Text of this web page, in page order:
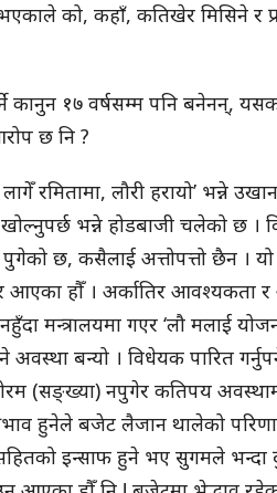
को, कहाँ, कतिखेर मिसिने र
कानुन १७ वर्षसम्म पनि बनेनन्,
छ नि ?
रमितामा, लौरी हरायो’ भन्ने
भन्ने होडबाजी चलेको छ
पुगेको छ, कसैलाई अत्तोपत्तो छैन ।
आएका हौँ । अर्कातिर आवश्यकता
मन्त्रालयमा गएर ‘लौ मलाई
बन्यो । विधेयक पारित
(सङ्ख्या) नपुगेर कतिपय
हुनेले बजेट लैजान थालेको
इन्साफ हुने भए सुगमले भन्दा